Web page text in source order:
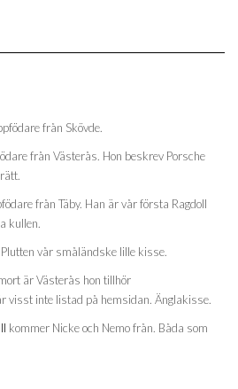
från Skövde.
från Västerås. Hon beskrev Porsche
från Täby. Han är vår första Ragdoll
kullen.
vår småländske lille kisse.
är Västerås hon tillhör
visst inte listad på hemsidan. Änglakisse.
kommer Nicke och Nemo från. Båda som